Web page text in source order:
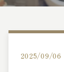
2025/09/06